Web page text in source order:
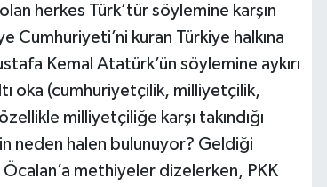
herkes Türk’tür söylemine karşın
Cumhuriyeti’ni kuran Türkiye halkına
Kemal Atatürk’ün söylemine aykırı
oka (cumhuriyetçilik, milliyetçilik,
milliyetçiliğe karşı takındığı
neden halen bulunuyor? Geldiği
methiyeler dizelerken, PKK